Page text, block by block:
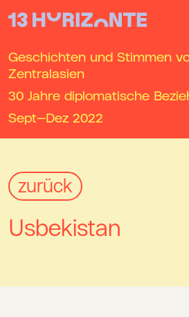
Geschichten und Stimmen
Zentralasien
30 Jahre diplomatische
Sept—Dez 2022
zurück
Usbekistan